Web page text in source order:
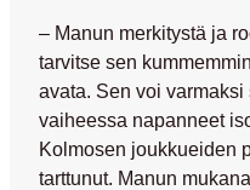
– Manun merkitystä ja
tarvitse sen
avata. Sen voi
vaiheessa napanneet
Kolmosen joukkueiden
tarttunut. Manun